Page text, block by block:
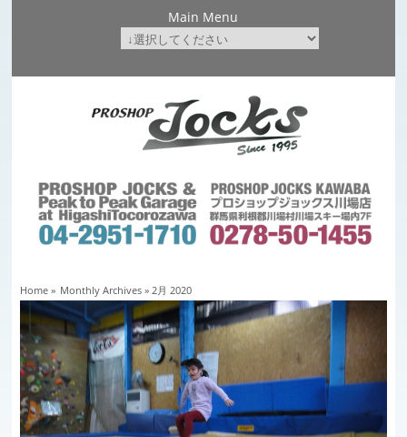
Main Menu
Home» Monthly Archives »2月 2020